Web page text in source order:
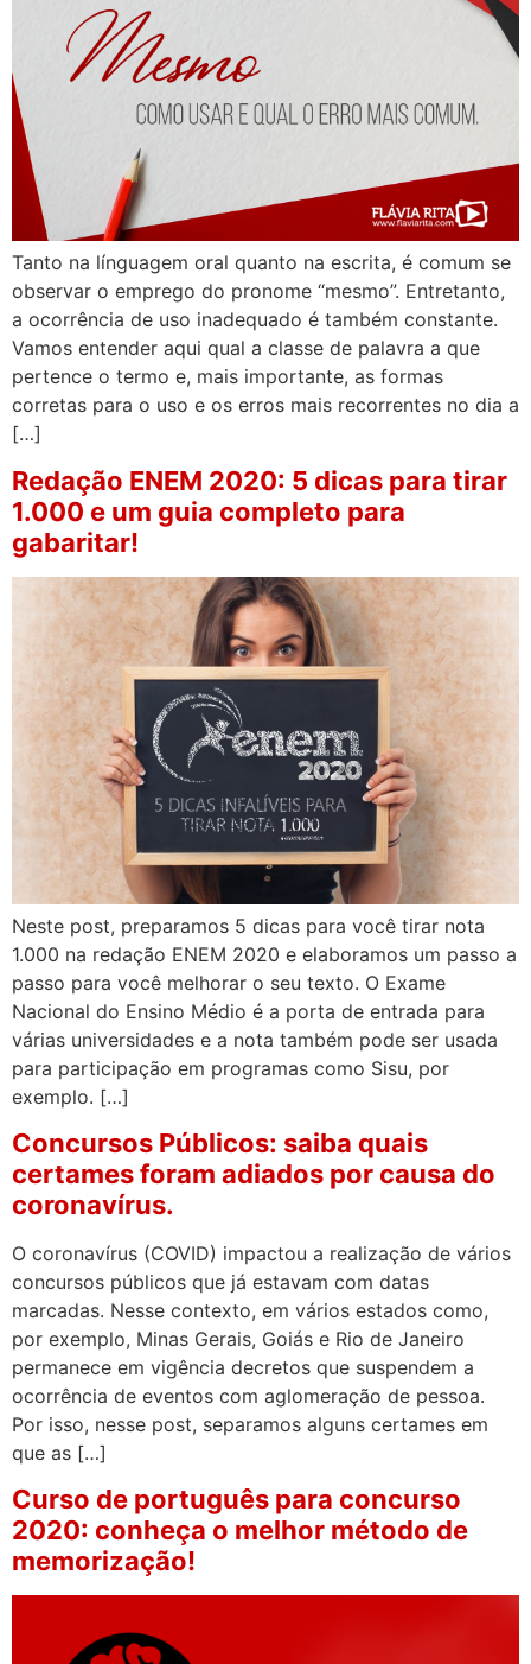
Tanto na línguagem oral quanto na escrita, é comum se
observar o emprego do pronome “mesmo”. Entretanto,
a ocorrência de uso inadequado é também constante.
Vamos entender aqui qual a classe de palavra a que
pertence o termo e, mais importante, as formas
corretas para o uso e os erros mais recorrentes no dia a
[…]
Redação ENEM 2020: 5 dicas para tirar
1.000 e um guia completo para
gabaritar!
Neste post, preparamos 5 dicas para você tirar nota
1.000 na redação ENEM 2020 e elaboramos um passo a
passo para você melhorar o seu texto. O Exame
Nacional do Ensino Médio é a porta de entrada para
várias universidades e a nota também pode ser usada
para participação em programas como Sisu, por
exemplo. […]
Concursos Públicos: saiba quais
certames foram adiados por causa do
coronavírus.
O coronavírus (COVID) impactou a realização de vários
concursos públicos que já estavam com datas
marcadas. Nesse contexto, em vários estados como,
por exemplo, Minas Gerais, Goiás e Rio de Janeiro
permanece em vigência decretos que suspendem a
ocorrência de eventos com aglomeração de pessoa.
Por isso, nesse post, separamos alguns certames em
que as […]
Curso de português para concurso
2020: conheça o melhor método de
memorização!